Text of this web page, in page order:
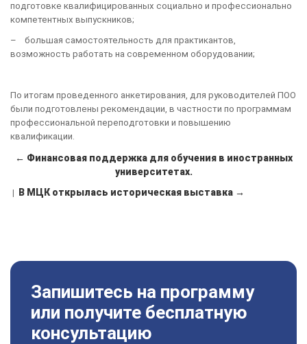
подготовке квалифицированных социально и профессионально
компетентных выпускников;
– большая самостоятельность для практикантов,
возможность работать на современном оборудовании;
По итогам проведенного анкетирования, для руководителей ПОО
были подготовлены рекомендации, в частности по программам
профессиональной переподготовки и повышению
квалификации.
← Финансовая поддержка для обучения в иностранных
университетах.
В МЦК открылась историческая выставка →
Запишитесь на программу
или получите бесплатную
консультацию